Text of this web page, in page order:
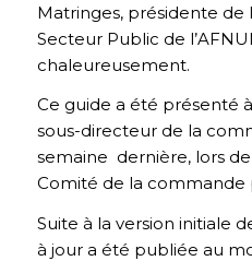
Matringes, présidente de
Secteur Public de
chaleureusement.
Ce guide a été présenté
sous-directeur de la
semaine dernière, lors
Comité de la commande
Suite à la version initiale
à jour a été publiée au